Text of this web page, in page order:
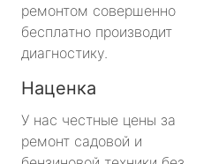
ремонтом совершенно
бесплатно производит
диагностику.
Наценка
У нас честные цены за
ремонт садовой и